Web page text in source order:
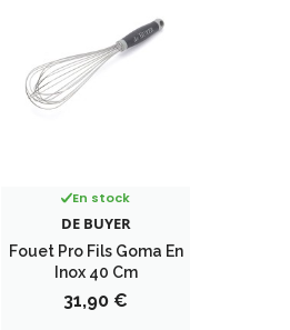
En stock
DE BUYER
Fouet Pro Fils Goma En
Inox 40 Cm
Prix
31,90 €